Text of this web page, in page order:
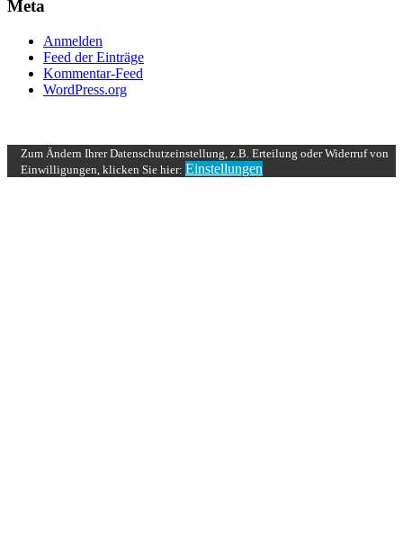
Meta
Anmelden
Feed der Einträge
Kommentar-Feed
WordPress.org
Zum Ändern Ihrer Datenschutzeinstellung, z.B. Erteilung oder Widerruf von
Einwilligungen, klicken Sie hier: Einstellungen